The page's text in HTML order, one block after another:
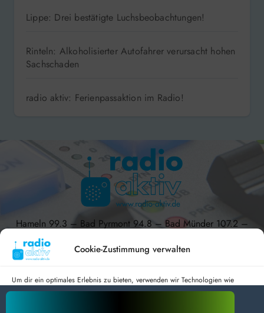
Cookie-Zustimmung verwalten
Um dir ein optimales Erlebnis zu bieten, verwenden wir Technologien wie
Cookies, um Geräteinformationen zu speichern und/oder darauf zuzugreifen.
Lippe: Drei bestätigte Luchsbeobachtungen!
Rinteln: Alkoholisierter Autofahrer verursacht hohen
Sachschaden
radio aktiv: Ferienpassaktion im Radio!
Hameln 99.3 – Bad Pyrmont 94.8 – Bad Münder 107.2 –
DAB+ 9C
radio aktiv e.V.